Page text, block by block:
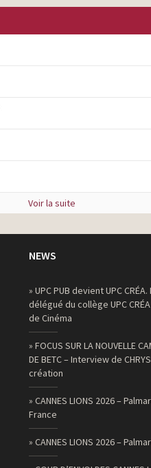
Voir la suite
NEWS
» UPC PUB devient UPC
délégué du collège UPC
de Cinéma
» FOCUS SUR LA NOUVELLE
DE BETC – Interview de
création
» CANNES LIONS 2026 –
France
» CANNES LIONS 2026 –